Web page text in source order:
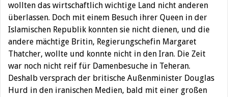
wollten das wirtschaftlich wichtige Land nicht anderen
überlassen. Doch mit einem Besuch ihrer Queen in der
Islamischen Republik konnten sie nicht dienen, und die
andere mächtige Britin, Regierungschefin Margaret
Thatcher, wollte und konnte nicht in den Iran. Die Zeit
war noch nicht reif für Damenbesuche in Teheran.
Deshalb versprach der britische Außenminister Douglas
Hurd in den iranischen Medien, bald mit einer großen